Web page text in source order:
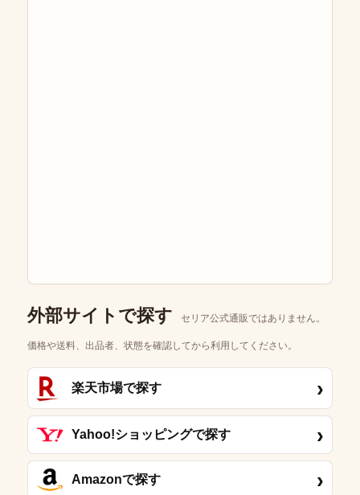
外部サイトで探す セリア公式通販ではありません。
価格や送料、出品者、状態を確認してから利用してください。
楽天市場で探す ›
Yahoo!ショッピングで探す ›
Amazonで探す ›